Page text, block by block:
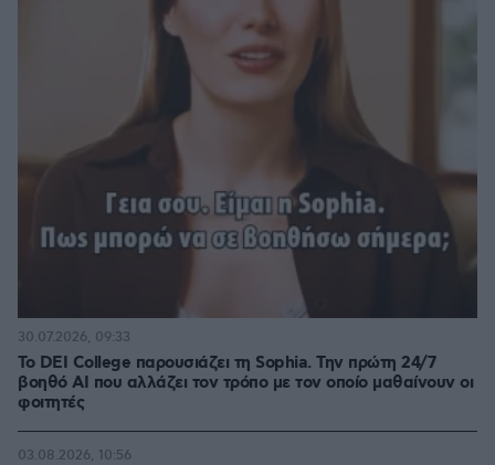
Το DEI College παρουσιάζει τη Sophia. Την πρώτη 24/7
βοηθό AI που αλλάζει τον τρόπο με τον οποίο μαθαίνουν οι
φοιτητές
30.07.2026, 09:33
03.08.2026, 10:56